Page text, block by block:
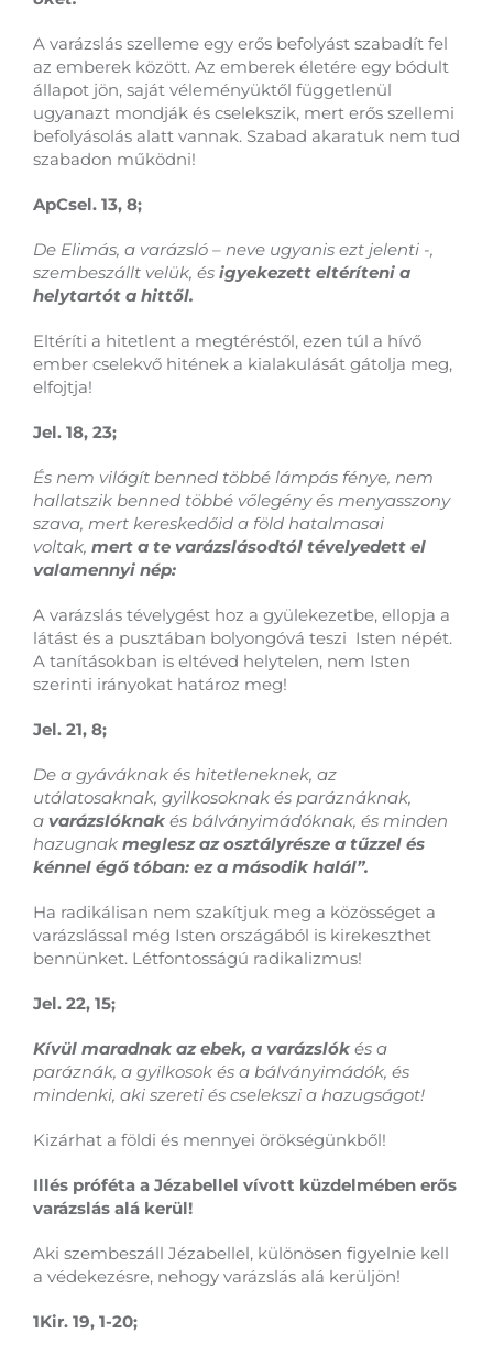
A varázslás szelleme egy erős befolyást szabadít fel
az emberek között. Az emberek életére egy bódult
állapot jön, saját véleményüktől függetlenül
ugyanazt mondják és cselekszik, mert erős szellemi
befolyásolás alatt vannak. Szabad akaratuk nem tud
szabadon működni!
ApCsel. 13, 8;
De Elimás, a varázsló – neve ugyanis ezt jelenti -,
szembeszállt velük, és igyekezett eltéríteni a
helytartót a hittől.
Eltéríti a hitetlent a megtéréstől, ezen túl a hívő
ember cselekvő hitének a kialakulását gátolja meg,
elfojtja!
Jel. 18, 23;
És nem világít benned többé lámpás fénye, nem
hallatszik benned többé vőlegény és menyasszony
szava, mert kereskedőid a föld hatalmasai
voltak, mert a te varázslásodtól tévelyedett el
valamennyi nép:
A varázslás tévelygést hoz a gyülekezetbe, ellopja a
látást és a pusztában bolyongóvá teszi Isten népét.
A tanításokban is eltéved helytelen, nem Isten
szerinti irányokat határoz meg!
Jel. 21, 8;
De a gyáváknak és hitetleneknek, az
utálatosaknak, gyilkosoknak és paráznáknak,
a varázslóknak és bálványimádóknak, és minden
hazugnak meglesz az osztályrésze a tűzzel és
kénnel égő tóban: ez a második halál”.
Ha radikálisan nem szakítjuk meg a közösséget a
varázslással még Isten országából is kirekeszthet
bennünket. Létfontosságú radikalizmus!
Jel. 22, 15;
Kívül maradnak az ebek, a varázslók és a
paráznák, a gyilkosok és a bálványimádók, és
mindenki, aki szereti és cselekszi a hazugságot!
Kizárhat a földi és mennyei örökségünkből!
Illés próféta a Jézabellel vívott küzdelmében erős
varázslás alá kerül!
Aki szembeszáll Jézabellel, különösen figyelnie kell
a védekezésre, nehogy varázslás alá kerüljön!
1Kir. 19, 1-20;